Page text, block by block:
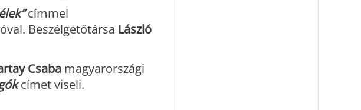
címmel
Beszélgetőtársa László
Csaba magyarországi
címet viseli.